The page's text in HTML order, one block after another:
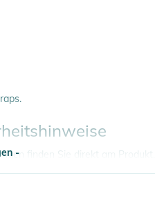
finden Sie direkt am Produkt.
-